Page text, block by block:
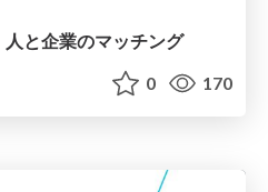
と企業のマッチング
0 170